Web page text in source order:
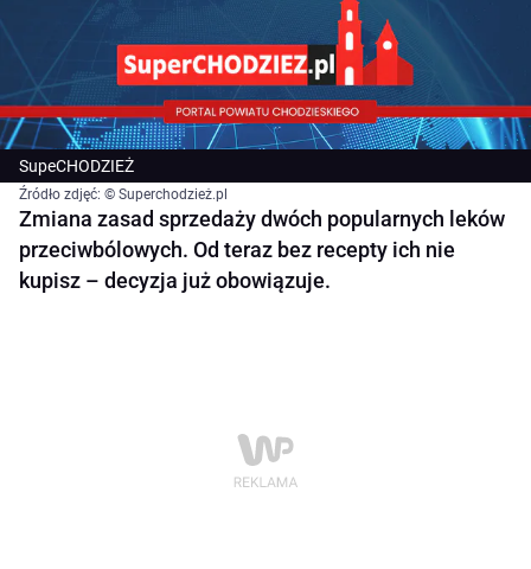
SupeCHODZIEŻ
Źródło zdjęć: © Superchodzież.pl
Zmiana zasad sprzedaży dwóch popularnych leków
przeciwbólowych. Od teraz bez recepty ich nie
kupisz – decyzja już obowiązuje.